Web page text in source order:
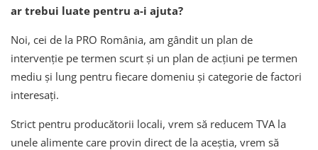
ar trebui luate pentru a-i ajuta?
Noi, cei de la PRO România, am gândit un plan de
intervenție pe termen scurt și un plan de acțiuni pe termen
mediu și lung pentru fiecare domeniu și categorie de factori
interesați.
Strict pentru producătorii locali, vrem să reducem TVA la
unele alimente care provin direct de la aceștia, vrem să